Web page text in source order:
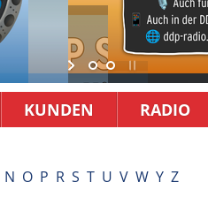
KUNDEN RADIO
N O P R S T U V W Y Z